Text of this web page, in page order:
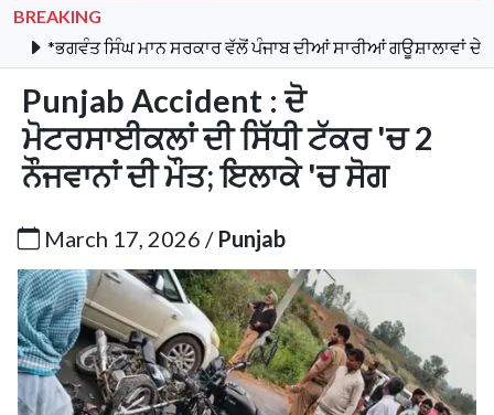
BREAKING
ਸਿੰਘ ਮਾਨ ਸਰਕਾਰ ਵੱਲੋਂ ਪੰਜਾਬ ਦੀਆਂ ਸਾਰੀਆਂ ਗਊਸ਼ਾਲਾਵਾਂ ਦੇ ਬਿਜਲੀ
Punjab Accident : ਦੋ
ਮੋਟਰਸਾਈਕਲਾਂ ਦੀ ਸਿੱਧੀ ਟੱਕਰ 'ਚ 2
ਨੌਜਵਾਨਾਂ ਦੀ ਮੌਤ; ਇਲਾਕੇ 'ਚ ਸੋਗ
March 17, 2026 / Punjab